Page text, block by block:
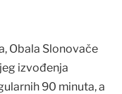
Obala Slonovače
izvođenja
90 minuta, a